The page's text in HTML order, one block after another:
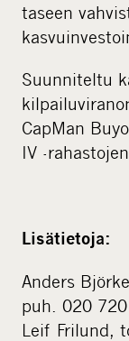
taseen
Suunniteltu
CapMan
IV -
Lisätietoja:
Anders
puh. 020
Leif Frilund,